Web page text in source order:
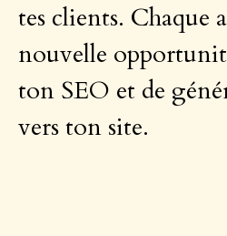
tes clients. Chaque
nouvelle
ton SEO et de
vers ton site.